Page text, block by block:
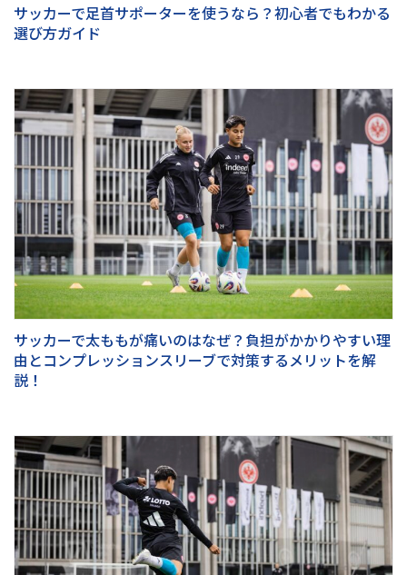
サッカーで足首サポーターを使うなら？初心者でもわかる
選び方ガイド
サッカーで太ももが痛いのはなぜ？負担がかかりやすい理
由とコンプレッションスリーブで対策するメリットを解
説！